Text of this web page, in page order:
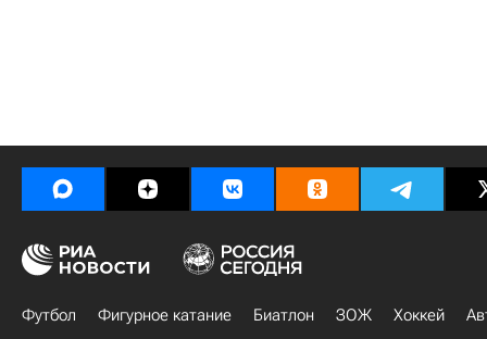
Футбол Фигурное катание Биатлон ЗОЖ Хоккей